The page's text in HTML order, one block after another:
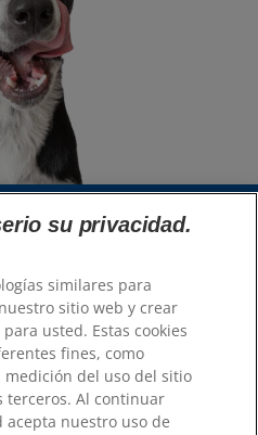
su privacidad.
similares para
sitio web y crear
usted. Estas cookies
fines, como
del uso del sitio
terceros. Al continuar
nuestro uso de